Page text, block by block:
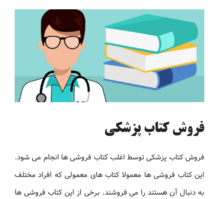
فروش کتاب پزشکی
فروش کتاب پزشکی توسط اغلب کتاب فروشی ها انجام می شود.
این کتاب فروشی ها معمولا کتاب های معمولی که افراد مختلف
به دنبال آن هستند را می فروشند. برخی از این کتاب فروشی ها